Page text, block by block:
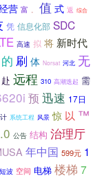
营 富 值 式 返 综合
凭 信息化部 SDC
高速 拟 将 新时代
的 刷 体 Norsat 河北 无
赴 远程 310 高潮迭起 需
预 迅速 17日
系统工程 风景 惊 以 ™
公告 结构 治理厅
年中国 599元 1
波 空间 电梯 楼梯 7